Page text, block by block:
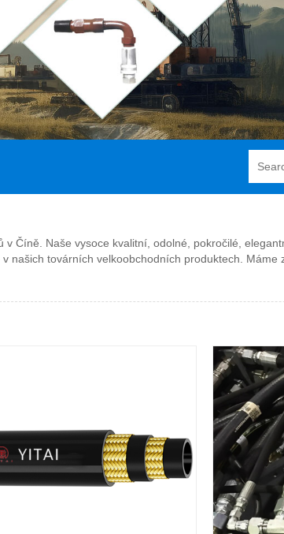
Číně. Naše vysoce kvalitní, odolné, pokročilé,
našich továrních velkoobchodních produktech. Máme